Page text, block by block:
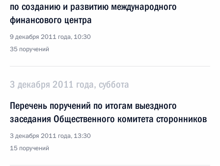
по созданию и развитию международного
финансового центра
9 декабря 2011 года, 10:30
35 поручений
3 декабря 2011 года, суббота
Перечень поручений по итогам выездного
заседания Общественного комитета сторонников
3 декабря 2011 года, 13:30
15 поручений